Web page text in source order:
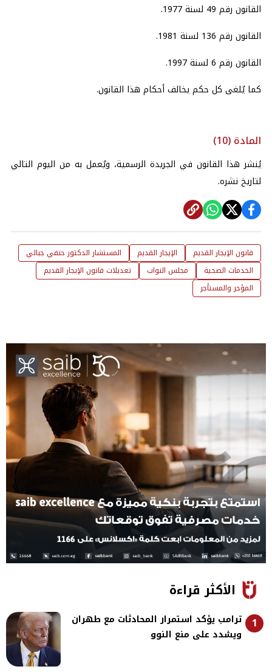
القانون رقم 49 لسنة 1977.
القانون رقم 136 لسنة 1981.
القانون رقم 6 لسنة 1997.
كما يُلغى كل حكم يخالف أحكام هذا القانون.
المادة (10)
يُنشر هذا القانون في الجريدة الرسمية، ويُعمل به من اليوم التالي
لتاريخ نشره.
قانون الإيجار القديم الإيجار القديم
المستشار الدكتور حنفي جبالي
الخدمات الصحية
مجلس النواب
تعديلات قانون الإيجار القديم
المؤجر والمستأجر
الأكثر قراءة
1
ترامب يؤكد استمرار المحادثات مع طهران
ويشدد على منع النوو